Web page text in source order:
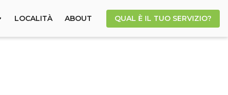
LOCALITÀ ABOUT QUAL È IL TUO SERVIZIO?